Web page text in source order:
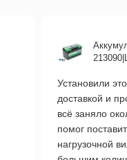
Установили
доставкой и
всё заняло
помог
нагрузочной